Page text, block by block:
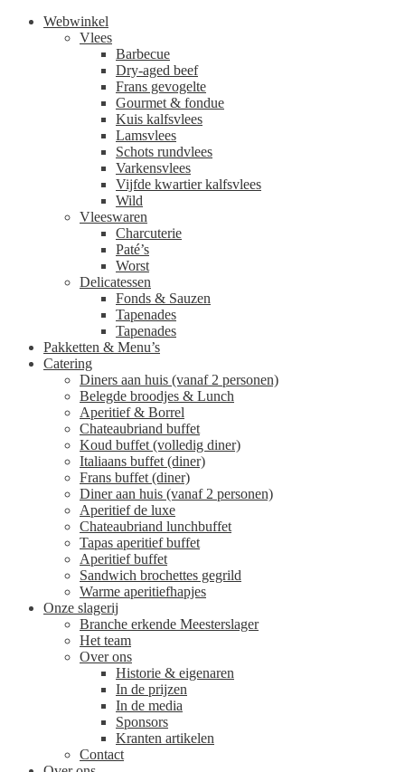
Webwinkel
Vlees
Barbecue
Dry-aged beef
Frans gevogelte
Gourmet & fondue
Kuis kalfsvlees
Lamsvlees
Schots rundvlees
Varkensvlees
Vijfde kwartier kalfsvlees
Wild
Vleeswaren
Charcuterie
Paté’s
Worst
Delicatessen
Fonds & Sauzen
Tapenades
Tapenades
Pakketten & Menu’s
Catering
Diners aan huis (vanaf 2 personen)
Belegde broodjes & Lunch
Aperitief & Borrel
Chateaubriand buffet
Koud buffet (volledig diner)
Italiaans buffet (diner)
Frans buffet (diner)
Diner aan huis (vanaf 2 personen)
Aperitief de luxe
Chateaubriand lunchbuffet
Tapas aperitief buffet
Aperitief buffet
Sandwich brochettes gegrild
Warme aperitiefhapjes
Onze slagerij
Branche erkende Meesterslager
Het team
Over ons
Historie & eigenaren
In de prijzen
In de media
Sponsors
Kranten artikelen
Contact